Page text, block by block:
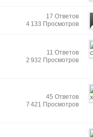
17 Ответов
4 133 Просмотров
11 Ответов
2 932 Просмотров
45 Ответов
7 421 Просмотров